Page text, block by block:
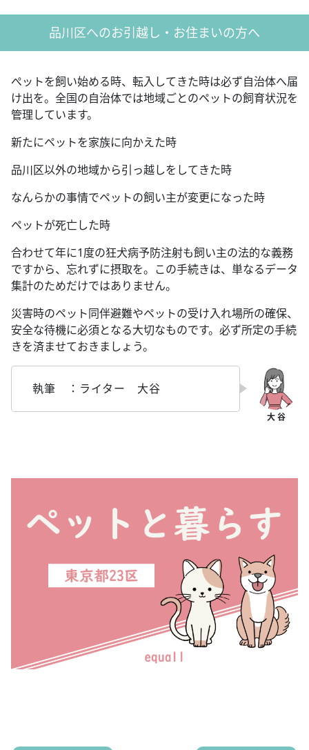
品川区へのお引越し・お住まいの方へ
ぺットを飼い始める時、転入してきた時は必ず自治体へ届
け出を。全国の自治体では地域ごとのペットの飼育状況を
管理しています。
新たにペットを家族に向かえた時
品川区以外の地域から引っ越しをしてきた時
なんらかの事情でペットの飼い主が変更になった時
ペットが死亡した時
合わせて年に1度の狂犬病予防注射も飼い主の法的な義務
ですから、忘れずに摂取を。この手続きは、単なるデータ
集計のためだけではありません。
災害時のペット同伴避難やペットの受け入れ場所の確保、
安全な待機に必須となる大切なものです。必ず所定の手続
きを済ませておきましょう。
執筆 ：ライター 大谷